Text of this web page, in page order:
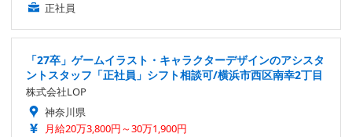
正社員
「27卒」ゲームイラスト・キャラクターデザインのアシスタ
ントスタッフ「正社員」シフト相談可/横浜市西区南幸2丁目
株式会社LOP
神奈川県
月給20万3,800円～30万1,900円